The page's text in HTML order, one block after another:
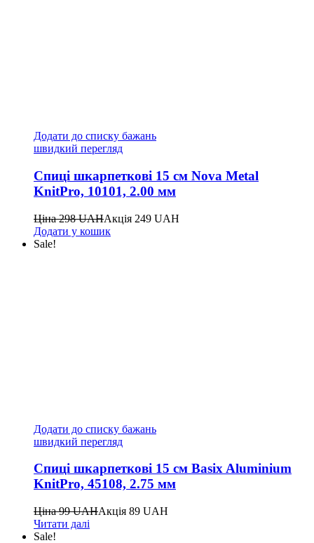
Додати до списку бажань
швидкий перегляд
Спиці шкарпеткові 15 см Nova Metal
KnitPro, 10101, 2.00 мм
Ціна298UAHАкція 249 UAH
Додати у кошик
Sale!
Додати до списку бажань
швидкий перегляд
Спиці шкарпеткові 15 см Basix Aluminium
KnitPro, 45108, 2.75 мм
Ціна99UAHАкція 89 UAH
Читати далі
Sale!